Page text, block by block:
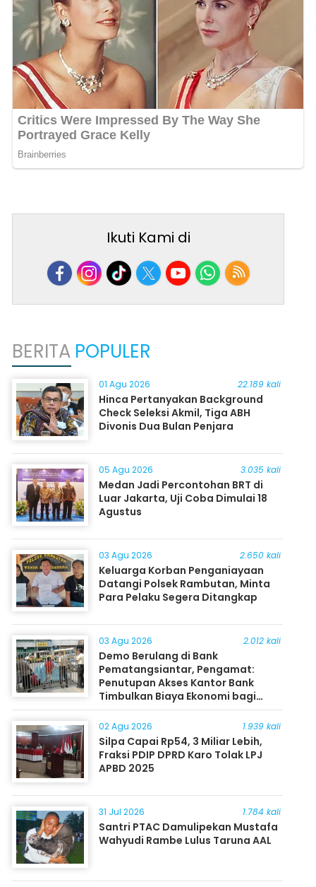
Ikuti Kami di
BERITA POPULER
01 Agu 2026 22.189 kali
Hinca Pertanyakan Background
Check Seleksi Akmil, Tiga ABH
Divonis Dua Bulan Penjara
05 Agu 2026 3.035 kali
Medan Jadi Percontohan BRT di
Luar Jakarta, Uji Coba Dimulai 18
Agustus
03 Agu 2026 2.650 kali
Keluarga Korban Penganiayaan
Datangi Polsek Rambutan, Minta
Para Pelaku Segera Ditangkap
03 Agu 2026 2.012 kali
Demo Berulang di Bank
Pematangsiantar, Pengamat:
Penutupan Akses Kantor Bank
Timbulkan Biaya Ekonomi bagi
Masyarakat
02 Agu 2026 1.939 kali
Silpa Capai Rp54, 3 Miliar Lebih,
Fraksi PDIP DPRD Karo Tolak LPJ
APBD 2025
31 Jul 2026 1.784 kali
Santri PTAC Damulipekan Mustafa
Wahyudi Rambe Lulus Taruna AAL